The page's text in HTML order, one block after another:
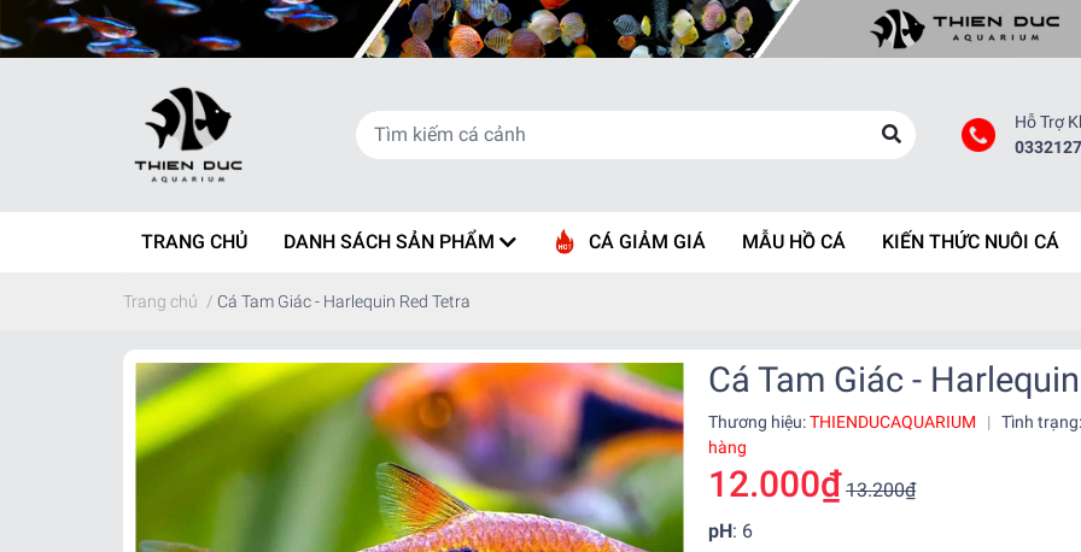
Hỗ Trợ
TRANG CHỦ DANH SÁCH SẢN PHẨM CÁ GIẢM GIÁ MẪU HỒ CÁ KIẾN THỨC NUÔI CÁ
Trang chủ / Cá Tam Giác - Harlequin Red Tetra
Cá Tam Giác -
Thương hiệu:THIENDUCAQUARIUM |
Tình
hàng
12.000₫ 13.200₫
pH: 6